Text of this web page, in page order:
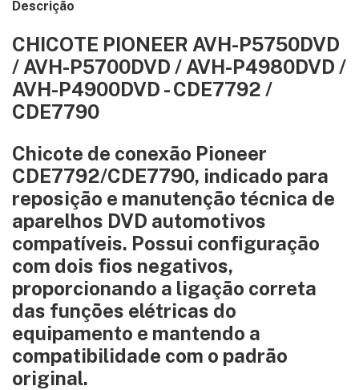
Descrição
CHICOTE PIONEER AVH-P5750DVD
/ AVH-P5700DVD / AVH-P4980DVD /
AVH-P4900DVD - CDE7792 /
CDE7790
Chicote de conexão Pioneer
CDE7792/CDE7790, indicado para
reposição e manutenção técnica de
aparelhos DVD automotivos
compatíveis. Possui configuração
com dois fios negativos,
proporcionando a ligação correta
das funções elétricas do
equipamento e mantendo a
compatibilidade com o padrão
original.